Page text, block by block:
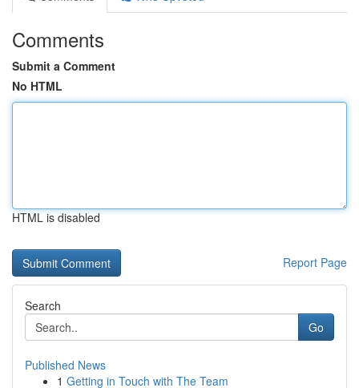
Comments
Submit a Comment
No HTML
HTML is disabled
Report Page
Search
Go
Published News
1 Getting in Touch with The Team